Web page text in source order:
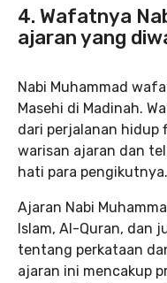
4. Wafatnya
ajaran yang
Nabi Muhammad
Masehi di Madinah.
dari perjalanan hidup
warisan ajaran dan
hati para pengikutnya.
Ajaran Nabi
Islam, Al-Quran, dan
tentang perkataan
ajaran ini mencakup